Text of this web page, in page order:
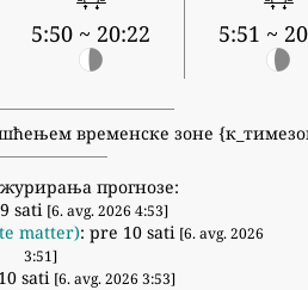
5:50 ~ 20:22 5:51 ~
временске зоне
прогнозе:
sati [6. avg. 2026 4:53]
matter): pre 10 sati [6. avg. 2026
3:51]
sati [6. avg. 2026 3:53]